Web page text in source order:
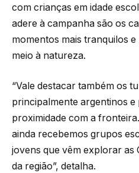
com crianças em idade
adere à campanha são os
momentos mais tranquilos
meio à natureza.
“Vale destacar também os
principalmente argentinos
proximidade com a
ainda recebemos grupos
jovens que vêm explorar as
da região”, detalha.